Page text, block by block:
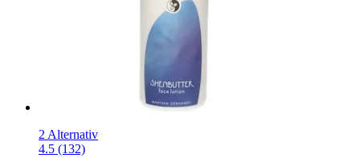
2 Alternativ
4.5 (132)